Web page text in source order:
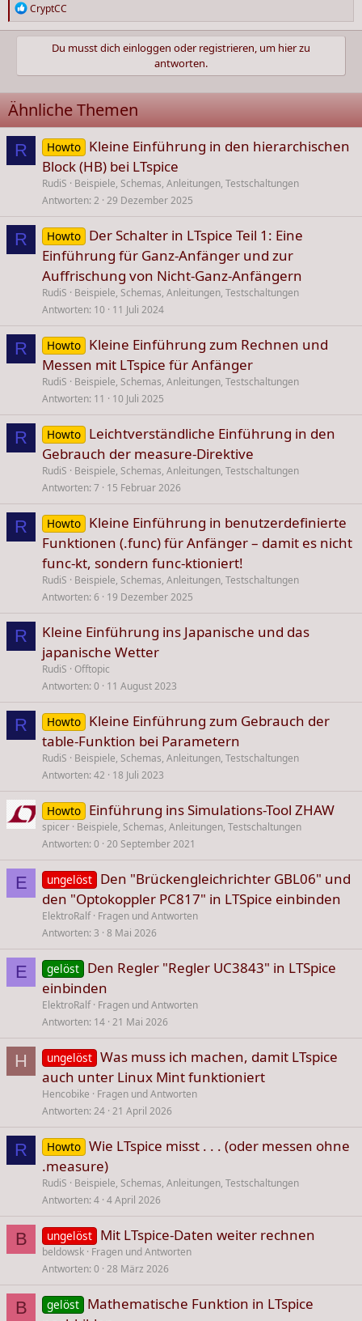
R
e
a
i
o
n
e
n
CryptCC
Du musst dich einloggen oder registrieren, um hier zu
antworten.
Ähnliche Themen
R Howto Kleine Einführung in den hierarchischen
Block (HB) bei LTspice
RudiS
Beispiele, Schemas, Anleitungen, Testschaltungen
Antworten 2 29 Dezember 2025
R Howto Der Schalter in LTspice Teil 1: Eine
Einführung für Ganz-Anfänger und zur
Auffrischung von Nicht-Ganz-Anfängern
RudiS
Beispiele, Schemas, Anleitungen, Testschaltungen
Antworten 10 11 Juli 2024
R Howto Kleine Einführung zum Rechnen und
Messen mit LTspice für Anfänger
RudiS
Beispiele, Schemas, Anleitungen, Testschaltungen
Antworten 11 10 Juli 2025
R Howto Leichtverständliche Einführung in den
Gebrauch der measure-Direktive
RudiS
Beispiele, Schemas, Anleitungen, Testschaltungen
Antworten 7 15 Februar 2026
R Howto Kleine Einführung in benutzerdefinierte
Funktionen (.func) für Anfänger – damit es nicht
func-kt, sondern func-ktioniert!
RudiS
Beispiele, Schemas, Anleitungen, Testschaltungen
Antworten 6 19 Dezember 2025
R
Kleine Einführung ins Japanische und das
japanische Wetter
RudiS
Offtopic
Antworten 0 11 August 2023
R Howto Kleine Einführung zum Gebrauch der
table-Funktion bei Parametern
RudiS
Beispiele, Schemas, Anleitungen, Testschaltungen
Antworten 42 18 Juli 2023
Howto Einführung ins Simulations-Tool ZHAW
spicer Beispiele, Schemas, Anleitungen, Testschaltungen
Antworten 0 20 September 2021
E ungelöst Den "Brückengleichrichter GBL06" und
den "Optokoppler PC817" in LTSpice einbinden
ElektroRalf Fragen und Antworten
Antworten 3 8 Mai 2026
E gelöst Den Regler "Regler UC3843" in LTSpice
einbinden
ElektroRalf Fragen und Antworten
Antworten 14 21 Mai 2026
H ungelöst Was muss ich machen, damit LTspice
auch unter Linux Mint funktioniert
Hencobike
Fragen und Antworten
Antworten 24 21 April 2026
R Howto Wie LTspice misst . . . (oder messen ohne
.measure)
RudiS
Beispiele, Schemas, Anleitungen, Testschaltungen
Antworten 4 4 April 2026
B ungelöst Mit LTspice-Daten weiter rechnen
beldowsk Fragen und Antworten
Antworten 0 28 März 2026
B gelöst Mathematische Funktion in LTspice